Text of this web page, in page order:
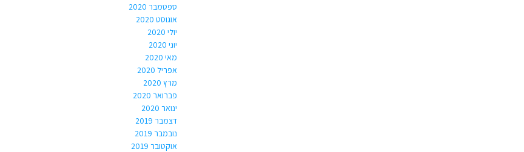
ספטמבר 2020
אוגוסט 2020
יולי 2020
יוני 2020
מאי 2020
אפריל 2020
מרץ 2020
פברואר 2020
ינואר 2020
דצמבר 2019
נובמבר 2019
אוקטובר 2019